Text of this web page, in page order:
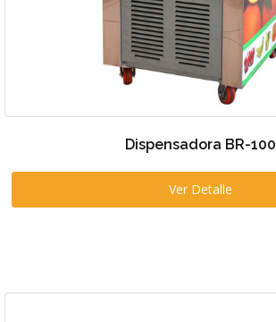
Dispensadora BR-100
Ver Detalle